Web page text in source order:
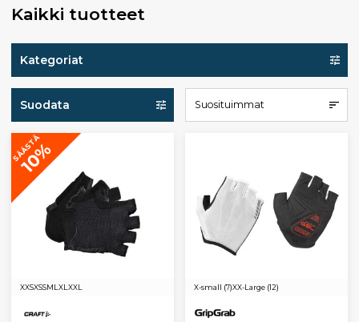
Kaikki tuotteet
Kategoriat
Suodata Suosituimmat
SÄÄSTÄ
10%
XXSXSSML XL XXL X-small (7)XX-Large (12)